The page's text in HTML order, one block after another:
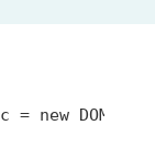
= new